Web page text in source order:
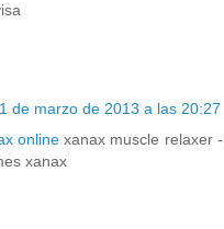
de marzo de 2013 a las 20:27
online xanax muscle relaxer
xanax